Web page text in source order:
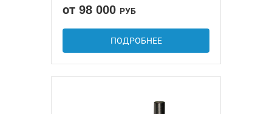
от 98 000 РУБ
ПОДРОБНЕЕ